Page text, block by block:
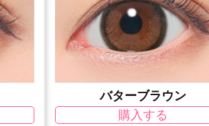
バターブラウン
購入する